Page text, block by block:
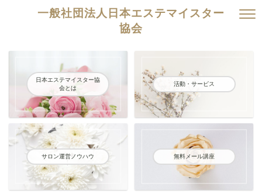
一般社団法人日本エステマイスター
協会
日本エステマイスター協
会とは
活動・サービス
サロン運営ノウハウ 無料メール講座